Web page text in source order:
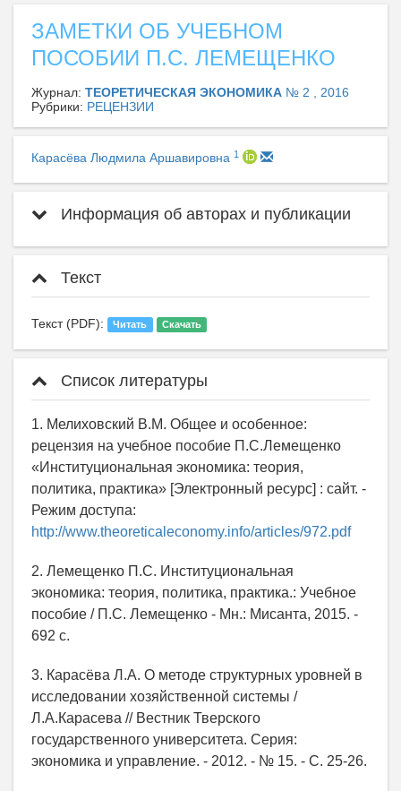
ЗАМЕТКИ ОБ УЧЕБНОМ
ПОСОБИИ П.С. ЛЕМЕЩЕНКО
Журнал: ТЕОРЕТИЧЕСКАЯ ЭКОНОМИКА № 2 , 2016
Рубрики: РЕЦЕНЗИИ
Карасёва Людмила Аршавировна 1
Информация об авторах и публикации
Текст
Текст (PDF): Читать Скачать
Список литературы
1. Мелиховский В.М. Общее и особенное:
рецензия на учебное пособие П.С.Лемещенко
«Институциональная экономика: теория,
политика, практика» [Электронный ресурс] : сайт. -
Режим доступа:
http://www.theoreticaleconomy.info/articles/972.pdf
2. Лемещенко П.С. Институциональная
экономика: теория, политика, практика.: Учебное
пособие / П.С. Лемещенко - Мн.: Мисанта, 2015. -
692 с.
3. Карасёва Л.А. О методе структурных уровней в
исследовании хозяйственной системы /
Л.А.Карасева // Вестник Тверского
государственного университета. Серия:
экономика и управление. - 2012. - № 15. - С. 25-26.